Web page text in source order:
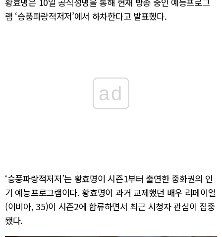
램 ‘승풍파랑적저저’에서 하차한다고 발표했다.
ad
‘승풍파랑적저저’는 황효명이 시즌1부터 출연한 중화권의 인
기 예능프로그램이다. 황효명이 과거 교제했던 배우 리페이얼
(이비아, 35)이 시즌2에 합류하면서 최근 시청자 관심이 집중
됐다.